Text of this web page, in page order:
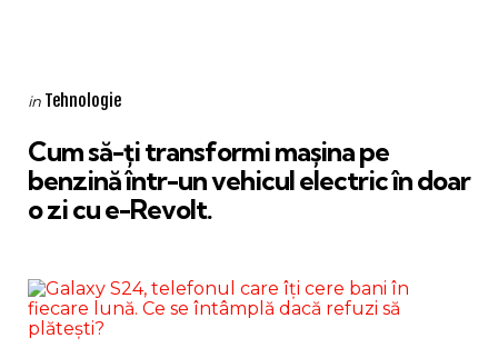
Categories
Posted
in Tehnologie
Cum să-ți transformi mașina pe
benzină într-un vehicul electric în doar
o zi cu e-Revolt.